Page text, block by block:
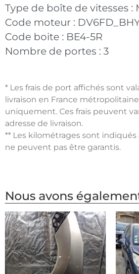
Type de boîte de vitesses :
Code moteur :
Code boite : BE4-5R
Nombre de portes : 3
* Les frais de port affichés sont
livraison en France métropolitaine
uniquement. Ces frais peuvent
adresse de livraison.
** Les kilométrages sont
ne peuvent pas être garantis.
Nous avons